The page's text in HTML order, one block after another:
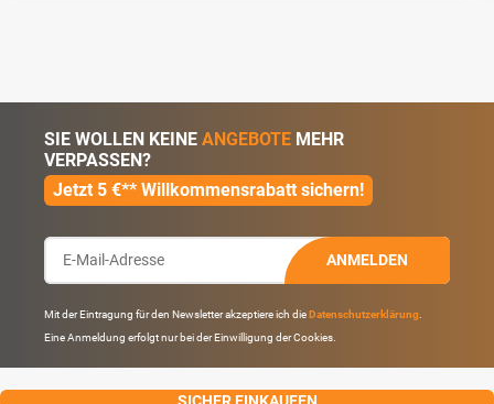
SIE WOLLEN KEINE ANGEBOTE MEHR
VERPASSEN?
Jetzt 5 €** Willkommensrabatt sichern!
ANMELDEN
Mit der Eintragung für den Newsletter akzeptiere ich dieDatenschutzerklärung
Eine Anmeldung erfolgt nur bei der Einwilligung der Cookies.